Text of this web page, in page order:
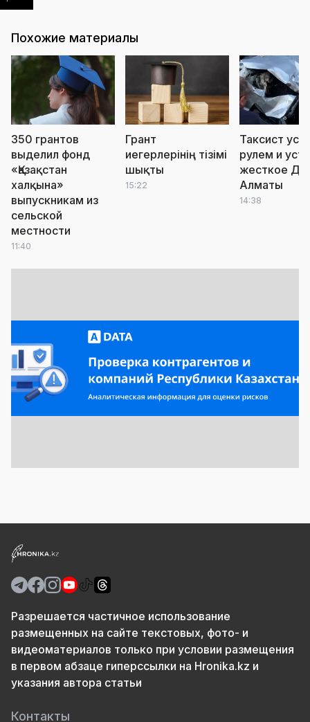
Похожие материалы
350 грантов
выделил фонд
«Қазақстан
халқына»
выпускникам из
сельской
местности
11:40
Грант
иегерлерінің тізімі
шықты
15:22
Таксист
рулем и
жесткое
Алматы
14:38
Разрешается частичное использование
размещенных на сайте текстовых, фото- и
видеоматериалов только при условии размещения
в первом абзаце гиперссылки на Hronika.kz и
указания автора статьи
Контакты